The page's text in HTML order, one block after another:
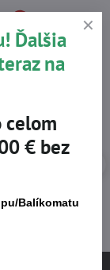
Ďalšia
na
celom
€ bez
Balíkomatu